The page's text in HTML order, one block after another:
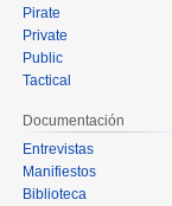
Pirate
Private
Public
Tactical
Documentación
Entrevistas
Manifiestos
Biblioteca